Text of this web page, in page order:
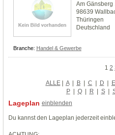
Am Gänsberg
98639
Thüringen
Deutschland
Branche: Handel & Gewerbe
1 2
ALLE| A | B | C | D | E
P | Q | R | S |
Lageplan einblenden
Du kannst den Lageplan jederzeit